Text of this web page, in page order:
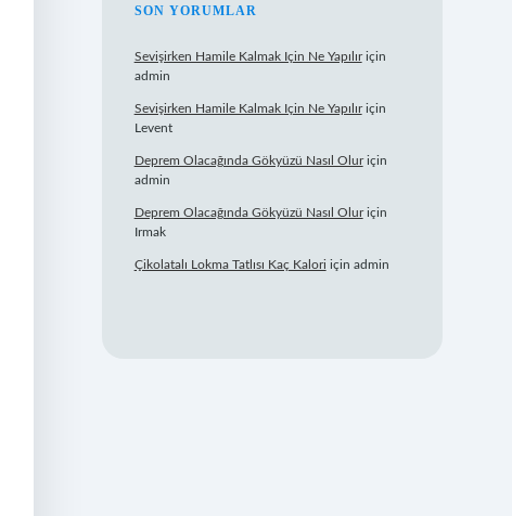
SON YORUMLAR
Sevişirken Hamile Kalmak Için Ne Yapılıriçin
admin
Sevişirken Hamile Kalmak Için Ne Yapılıriçin
Levent
Deprem Olacağında Gökyüzü Nasıl Oluriçin
admin
Deprem Olacağında Gökyüzü Nasıl Oluriçin
Irmak
Çikolatalı Lokma Tatlısı Kaç Kalori için admin